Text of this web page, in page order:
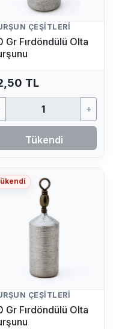
ÇEŞITLERI
Gr Fırdöndülü Olta
TL
+
Tükendi
ÇEŞITLERI
Gr Fırdöndülü Olta